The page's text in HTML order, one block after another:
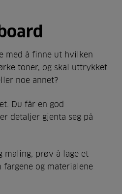
med å finne ut hvilken
toner, og skal uttrykket
noe annet?
Du får en god
detaljer gjenta seg på
maling, prøv å lage et
og materialene